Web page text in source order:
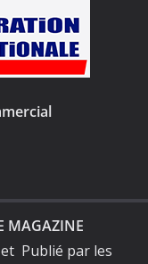
MAGAZINE
Publié par les